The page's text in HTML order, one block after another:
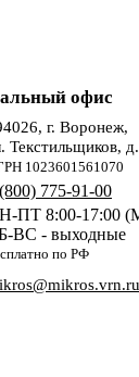
офис
г. Воронеж,
Текстильщиков,
1023601561070
775-91-00
ПТ 8:00-17:00
ВС - выходные
по РФ